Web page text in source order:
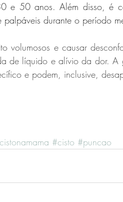
e 50 anos. Além disso, é
durante o período
de líquido e alívio da dor. A
e podem, inclusive,
#cisto #puncao